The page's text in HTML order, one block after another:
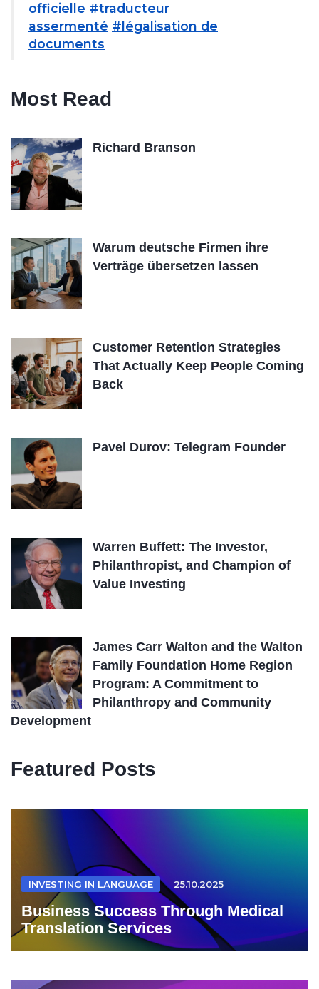
officielle #traducteur
assermenté #légalisation de
documents
Most Read
Richard Branson
Warum deutsche Firmen ihre
Verträge übersetzen lassen
Customer Retention Strategies
That Actually Keep People Coming
Back
Pavel Durov: Telegram Founder
Warren Buffett: The Investor,
Philanthropist, and Champion of
Value Investing
James Carr Walton and the Walton
Family Foundation Home Region
Program: A Commitment to
Philanthropy and Community
Development
Featured Posts
INVESTING IN LANGUAGE 25.10.2025
Business Success Through Medical
Translation Services